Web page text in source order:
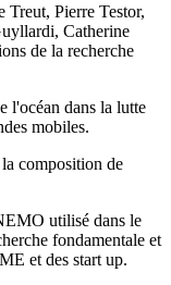
Treut, Pierre Testor,
Catherine
de la recherche
l'océan dans la lutte
mobiles.
composition de
utilisé dans le
fondamentale et
et des start up.